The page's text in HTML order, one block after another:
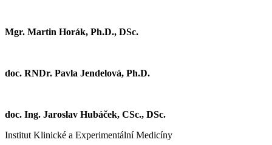
Mgr. Martin Horák, Ph.D., DSc.
doc. RNDr. Pavla Jendelová, Ph.D.
doc. Ing. Jaroslav Hubáček, CSc., DSc.
Institut Klinické a Experimentální Medicíny